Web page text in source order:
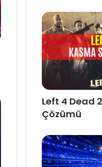
Left 4 Dead
Çözümü